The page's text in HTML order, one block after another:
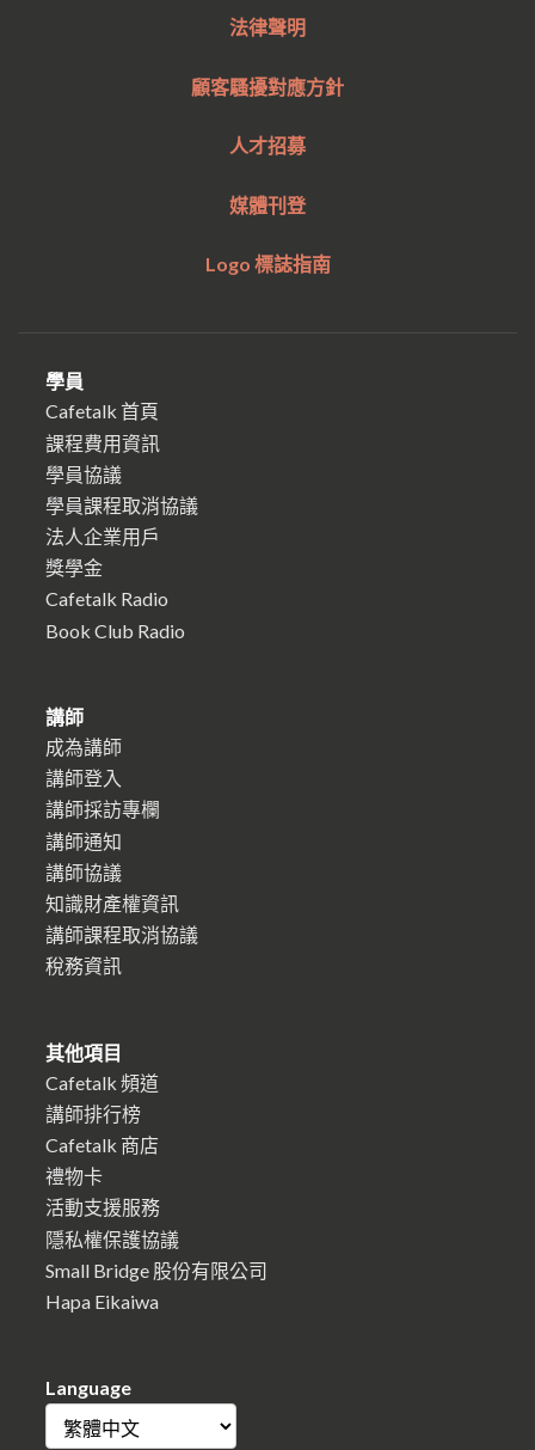
法律聲明
顧客騷擾對應方針
人才招募
媒體刊登
Logo 標誌指南
學員
Cafetalk 首頁
課程費用資訊
學員協議
學員課程取消協議
法人企業用戶
獎學金
Cafetalk Radio
Book Club Radio
講師
成為講師
講師登入
講師採訪專欄
講師通知
講師協議
知識財產權資訊
講師課程取消協議
稅務資訊
其他項目
Cafetalk 頻道
講師排行榜
Cafetalk 商店
禮物卡
活動支援服務
隱私權保護協議
Small Bridge 股份有限公司
Hapa Eikaiwa
Language